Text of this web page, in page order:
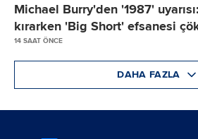
Michael Burry'den '1987'
kırarken 'Big Short' efsanesi
14 SAAT ÖNCE
DAHA FAZLA